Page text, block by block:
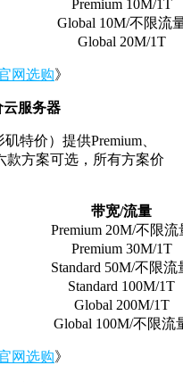
Premium 10M/1T
Global 10M/不限流
Global 20M/1T
网选购》
服务器
矶特价）提供Premium、
款方案可选，所有方案价
带宽/流量
Premium 20M/不限流
Premium 30M/1T
Standard 50M/不限流
Standard 100M/1T
Global 200M/1T
Global 100M/不限流
网选购》